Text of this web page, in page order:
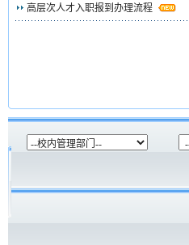
高层次人才入职报到办理流程